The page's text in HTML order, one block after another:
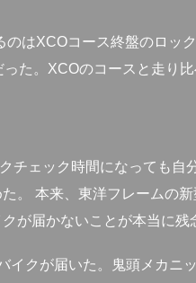
はXCOコース終盤のロッ
た。XCOのコースと走り
チェック時間になっても自
。 本来、東洋フレームの新
が届かないことが本当に残
イクが届いた。鬼頭メカニ